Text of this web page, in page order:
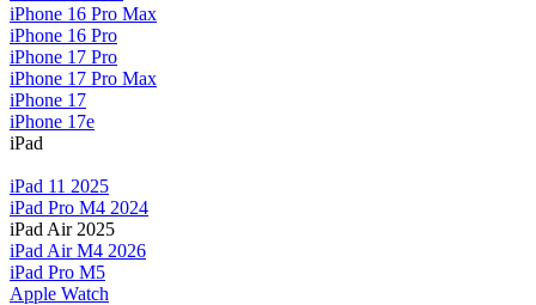
iPhone 16 Pro Max
iPhone 16 Pro
iPhone 17 Pro
iPhone 17 Pro Max
iPhone 17
iPhone 17e
iPad
iPad 11 2025
iPad Pro M4 2024
iPad Air 2025
iPad Air M4 2026
iPad Pro M5
Apple Watch